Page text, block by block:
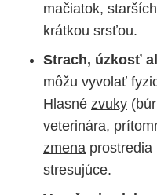
mačiatok,
krátkou srsťou.
Strach, úzkosť
môžu vyvolať
Hlasné zvuky
veterinára,
zmena
stresujúce.